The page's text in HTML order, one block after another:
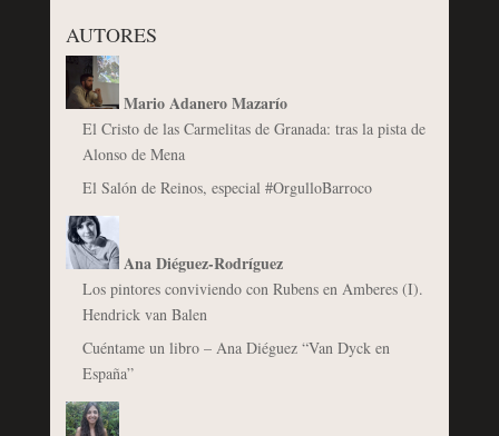
AUTORES
Mario Adanero Mazarío
El Cristo de las Carmelitas de Granada: tras la pista de
Alonso de Mena
El Salón de Reinos, especial #OrgulloBarroco
Ana Diéguez-Rodríguez
Los pintores conviviendo con Rubens en Amberes (I).
Hendrick van Balen
Cuéntame un libro – Ana Diéguez “Van Dyck en
España”